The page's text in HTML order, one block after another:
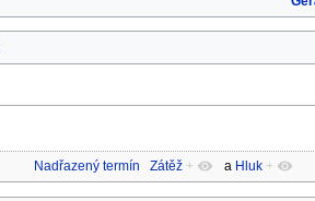
Nadřazený termín Zátěž + a Hluk +